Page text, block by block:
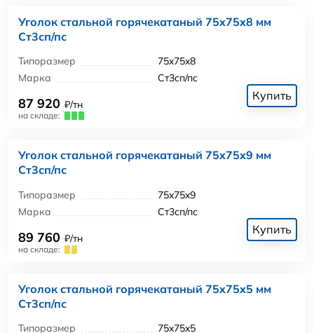
Уголок стальной горячекатаный 75x75x8 мм
Ст3сп/пс
Типоразмер
75x75x8
Марка
Ст3сп/пс
87 920 ₽/тн
на складе:
Купить
Уголок стальной горячекатаный 75x75x9 мм
Ст3сп/пс
Типоразмер
75x75x9
Марка
Ст3сп/пс
89 760 ₽/тн
на складе:
Купить
Уголок стальной горячекатаный 75x75x5 мм
Ст3сп/пс
Типоразмер 75x75x5